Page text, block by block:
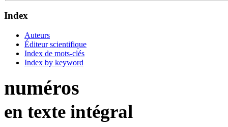
Index
Auteurs
Éditeur scientifique
Index de mots-clés
Index by keyword
numéros
en texte intégral